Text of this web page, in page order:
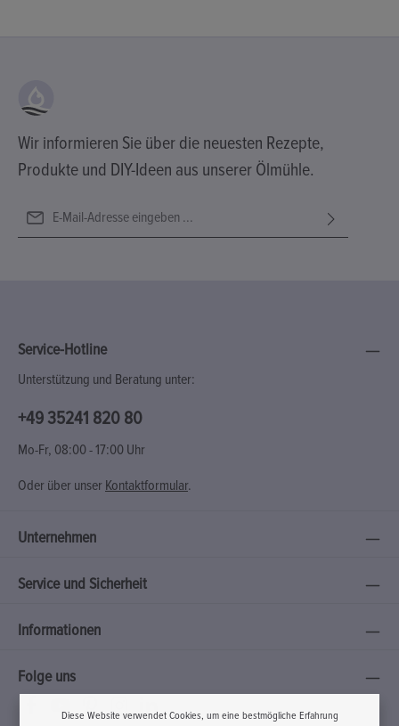
Wir informieren Sie über die neuesten Rezepte,
Produkte und DIY-Ideen aus unserer Ölmühle.
E-Mail-Adresse*
Service-Hotline
Unterstützung und Beratung unter:
+49 35241 820 80
Mo-Fr, 08:00 - 17:00 Uhr
Oder über unser Kontaktformular.
Unternehmen
Service und Sicherheit
Informationen
Folge uns
Diese Website verwendet Cookies, um eine bestmögliche Erfahrung